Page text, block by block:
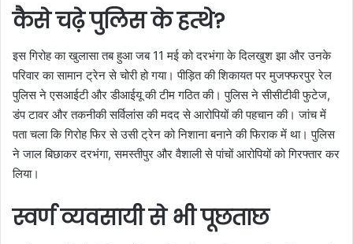
कैसे चढ़े पुलिस के हत्थे?
इस गिरोह का खुलासा तब हुआ जब 11 मई को दरभंगा के दिलखुश झा और उनके
परिवार का सामान ट्रेन से चोरी हो गया। पीड़ित की शिकायत पर मुजफ्फरपुर रेल
पुलिस ने एसआईटी और डीआईयू की टीम गठित की। पुलिस ने सीसीटीवी फुटेज,
डंप टावर और तकनीकी सर्विलांस की मदद से आरोपियों की पहचान की। जांच में
पता चला कि गिरोह फिर से उसी ट्रेन को निशाना बनाने की फिराक में था। पुलिस
ने जाल बिछाकर दरभंगा, समस्तीपुर और वैशाली से पांचों आरोपियों को गिरफ्तार कर
लिया।
स्वर्ण व्यवसायी से भी पूछताछ